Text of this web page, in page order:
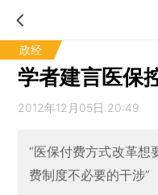
政经
学者建言医保
2012年12月05日 20:49
“医保付费方式改革想
费制度不必要的干涉”